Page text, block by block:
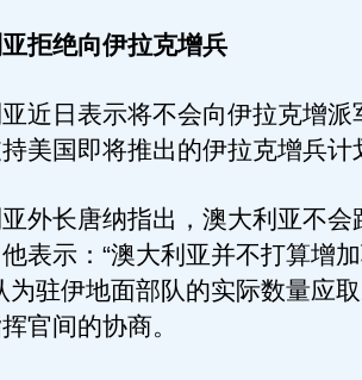
拒绝向伊拉克增兵
日表示将不会向伊拉克增派
美国即将推出的伊拉克增兵计
长唐纳指出，澳大利亚不会
表示：“澳大利亚并不打算增
为驻伊地面部队的实际数量应
官间的协商。